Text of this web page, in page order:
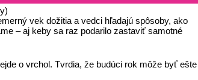
vek dožitia a vedci hľadajú spôsoby, ako
– aj keby sa raz podarilo zastaviť samotné
o vrchol. Tvrdia, že budúci rok môže byť ešte